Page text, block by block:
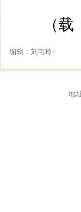
（
编辑：刘韦玲
地